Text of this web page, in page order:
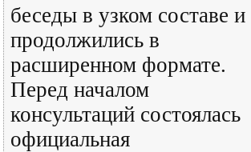
беседы в узком составе и
продолжились в
расширенном формате.
Перед началом
консультаций состоялась
официальная